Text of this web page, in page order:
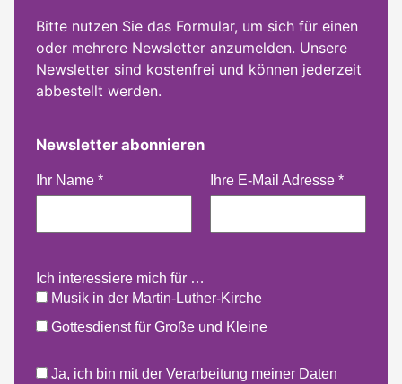
Bitte nutzen Sie das Formular, um sich für einen
oder mehrere Newsletter anzumelden. Unsere
Newsletter sind kostenfrei und können jederzeit
abbestellt werden.
Newsletter abonnieren
Ihr Name * Ihre E-Mail Adresse *
Ich interessiere mich für …
Musik in der Martin-Luther-Kirche
Gottesdienst für Große und Kleine
Ja, ich bin mit der Verarbeitung meiner Daten